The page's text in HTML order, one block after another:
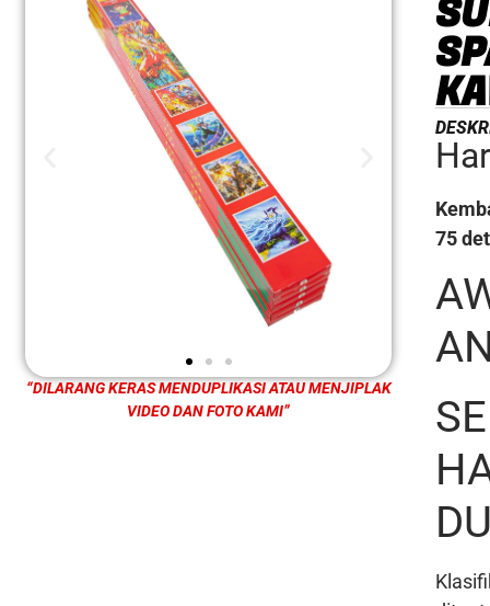
“DILARANG KERAS MENDUPLIKASI ATAU MENJIPLAK
VIDEO DAN FOTO KAMI”
75